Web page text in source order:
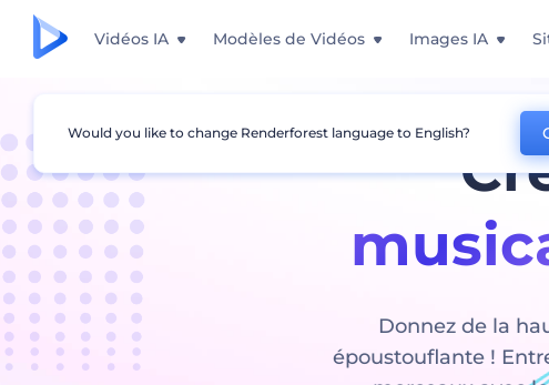
Vidéos IA Modèles de Vidéos Images IA
Donnez de la
époustouflante !
Would you like to change Renderforest language to English?